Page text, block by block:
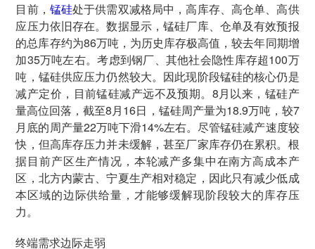
目前， 锰硅处于供需双减格局中，高库存、高仓单、高供
应压力依旧存在。数据显示，锰硅厂库、仓单及有效预报
的总库存约为86万吨，为历史库存极高值，较去年同期增
加35万吨左右。考虑到钢厂、其他社会隐性库存超100万
吨，锰硅供应压力仍然较大。因此现阶段锰硅的核心仍是
减产定价，目前锰硅减产远不及预期。8月以来，锰硅产
量高位回落，截至8月16日，锰硅周产量为18.9万吨，较7
月底的周产量22万吨下滑14%左右。尽管锰硅减产速度较
快，但高库存压力并未缓解，甚至厂家库存仍在累积。根
据目前产区生产情况，本轮减产多集中在南方高成本产
区，北方内蒙古、宁夏生产相对稳定，因此只有减少低成
本区域的边际供给量，才能够缓解现阶段较大的库存压
力。
终端需求边际走弱